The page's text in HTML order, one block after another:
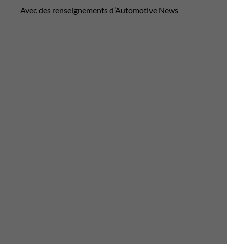
Avec des renseignements d’Automotive News